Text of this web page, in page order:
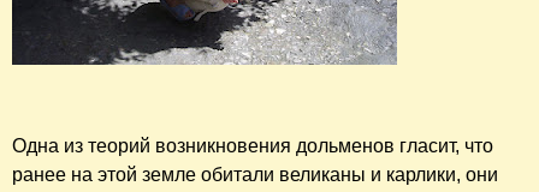
Одна из теорий возникновения дольменов гласит, что
ранее на этой земле обитали великаны и карлики, они